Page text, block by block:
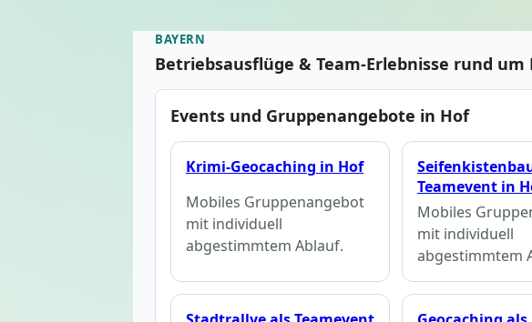
BAYERN
Betriebsausflüge & Team-Erlebnisse rund um
Events und Gruppenangebote in Hof
Krimi-Geocaching in Hof
Mobiles Gruppenangebot
mit individuell
abgestimmtem Ablauf.
Teamevent in
Mobiles
mit individuell
abgestimmtem